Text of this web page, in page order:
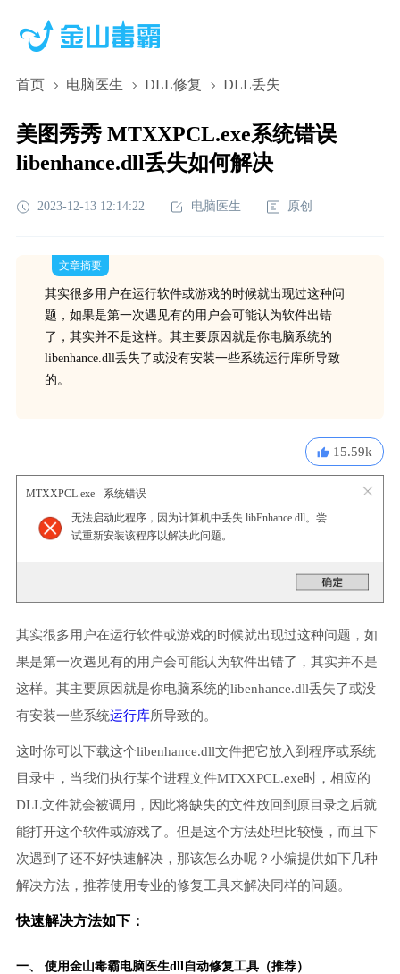
首页 电脑医生 DLL修复 DLL丢失
美图秀秀 MTXXPCL.exe系统错误
libenhance.dll丢失如何解决
2023-12-13 12:14:22 电脑医生 原创
文章摘要
其实很多用户在运行软件或游戏的时候就出现过这种问
题，如果是第一次遇见有的用户会可能认为软件出错
了，其实并不是这样。其主要原因就是你电脑系统的
libenhance.dll丢失了或没有安装一些系统运行库所导致
的。
15.59k
MTXXPCL.exe - 系统错误
无法启动此程序，因为计算机中丢失 libEnhance.dll。尝
试重新安装该程序以解决此问题。
其实很多用户在运行软件或游戏的时候就出现过这种问题，如
果是第一次遇见有的用户会可能认为软件出错了，其实并不是
这样。其主要原因就是你电脑系统的libenhance.dll丢失了或没
有安装一些系统运行库所导致的。
这时你可以下载这个libenhance.dll文件把它放入到程序或系统
目录中，当我们执行某个进程文件MTXXPCL.exe时，相应的
DLL文件就会被调用，因此将缺失的文件放回到原目录之后就
能打开这个软件或游戏了。但是这个方法处理比较慢，而且下
次遇到了还不好快速解决，那该怎么办呢？小编提供如下几种
解决方法，推荐使用专业的修复工具来解决同样的问题。
快速解决方法如下：
一、 使用金山毒霸电脑医生dll自动修复工具（推荐）